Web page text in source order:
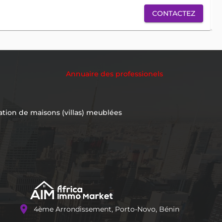
CONTACTEZ
Annuaire des professionels
de maisons (villas) meublées
location_on 4ème Arrondissement, Porto-Novo, Bénin